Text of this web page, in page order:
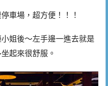
車場，超方便！！！
姐後～左手邊一進去就是
起來很舒服。